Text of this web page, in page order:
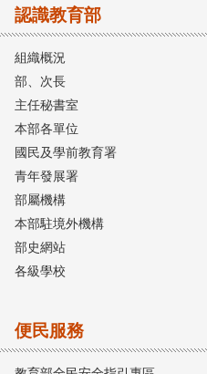
認識教育部
組織概況
部、次長
主任秘書室
本部各單位
國民及學前教育署
青年發展署
部屬機構
本部駐境外機構
部史網站
各級學校
便民服務